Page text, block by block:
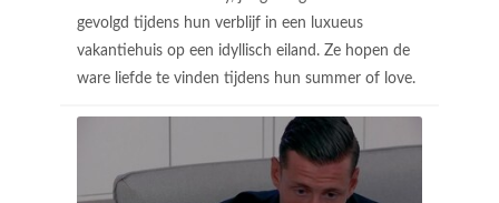
gevolgd tijdens hun verblijf in een luxueus
vakantiehuis op een idyllisch eiland. Ze hopen de
ware liefde te vinden tijdens hun summer of love.